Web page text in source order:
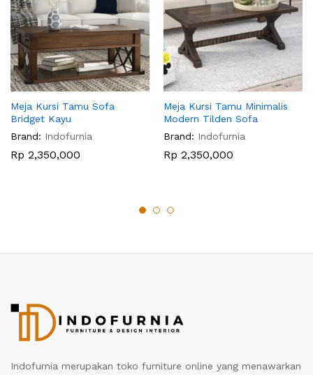
Meja Kursi Tamu Sofa
Bridget Kayu
Brand: Indofurnia
Rp 2,350,000
Meja Kursi Tamu Minimalis
Modern Tilden Sofa
Brand: Indofurnia
Rp 2,350,000
Indofurnia merupakan toko furniture online yang menawarkan